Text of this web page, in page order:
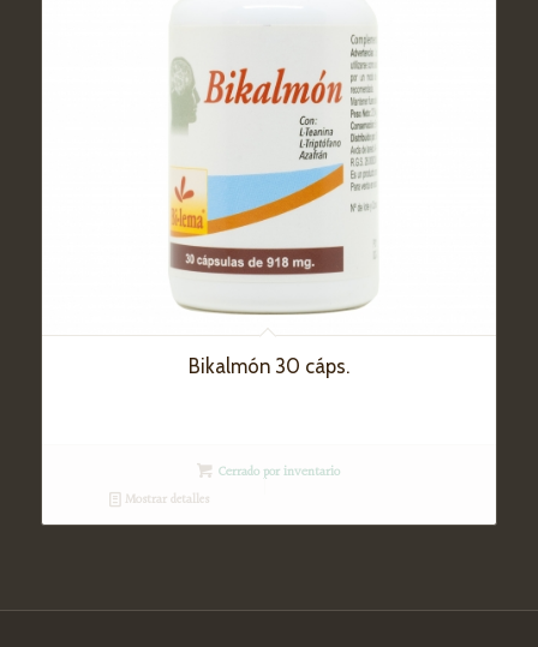
Bikalmón 30 cáps.
Cerrado por inventario
Mostrar detalles